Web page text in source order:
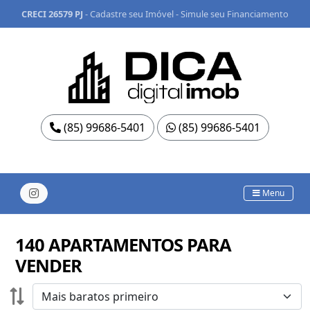
CRECI 26579 PJ -Cadastre seu Imóvel-Simule seu Financiamento
(85) 99686-5401 (85) 99686-5401
Menu
140 APARTAMENTOS PARA
VENDER